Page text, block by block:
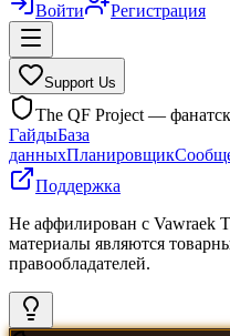
Войти Регистрация
Support Us
The QF Project —
ГайдыБаза
данныхПланировщик
Поддержка
Не аффилирован с Vawraek
материалы являются
правообладателей.